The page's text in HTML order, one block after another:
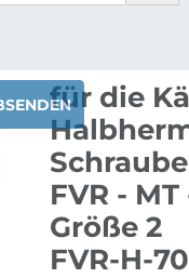
für die
FVR - MT
Größe 2
FVR-H-